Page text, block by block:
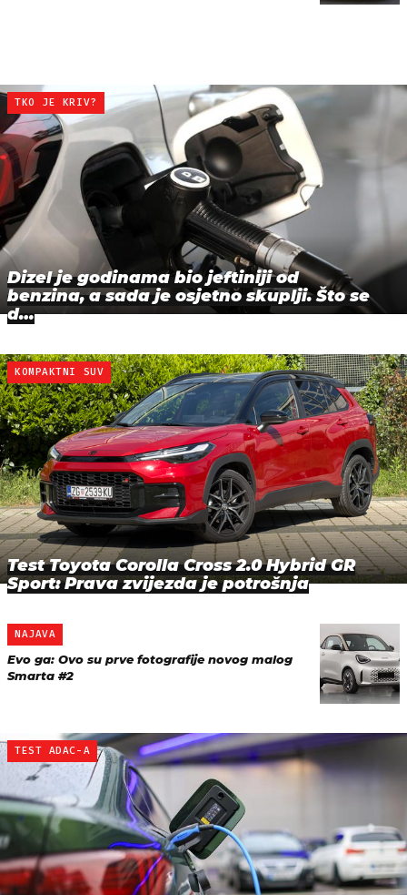
TKO JE KRIV?
Dizel je godinama bio jeftiniji od
benzina, a sada je osjetno skuplji. Što se
d…
KOMPAKTNI SUV
Test Toyota Corolla Cross 2.0 Hybrid GR
Sport: Prava zvijezda je potrošnja
NAJAVA
Evo ga: Ovo su prve fotografije novog malog
Smarta #2
TEST ADAC-A